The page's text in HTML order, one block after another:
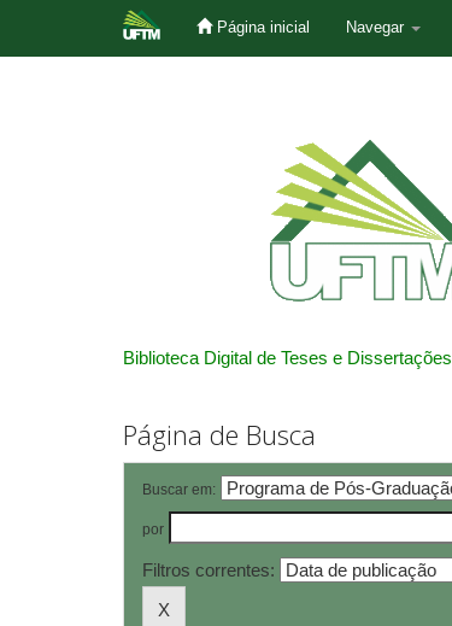
Página inicial Navegar
Biblioteca Digital de Teses e Dissertações
Página de Busca
Buscar em:
por
Filtros correntes: